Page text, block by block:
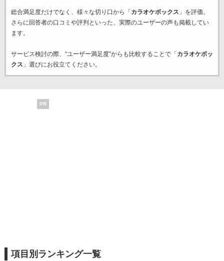
総合満足度だけでなく、様々な切り口から「 カラオケボックス 」を評価。
さらに回答者の口コミや評判といった、実際のユーザーの声も掲載してい
ます。
サービス検討の際、“ユーザー満足度”からも比較することで「 カラオケボッ
クス 」選びにお役立てください。
PR
項目別ランキング一覧